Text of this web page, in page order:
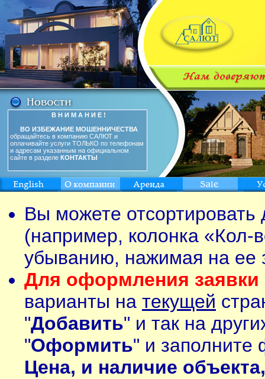
В Н И М А Н И Е !
ВО ИЗБЕЖАНИЕ МОШЕННИЧЕСТВА
обращайтесь в компанию САЛЮТ и
оплачивайте услуги ТОЛЬКО по телефонам
и адресам указанным на официальном
сайте в разделе КОНТАКТЫ
Вы можете
(например, колонка «Кол-
убыванию, нажимая на ее
Для оформления заявки
варианты на текущей
"Добавить" и так на
"Оформить" и заполните
Цена, и наличие